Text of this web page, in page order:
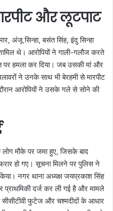
और लूटपाट
अंजू सिन्हा, बसंत सिंह, इंदु सिन्हा
थे। आरोपियों ने गाली-गलौज करते
पर हमला कर दिया। जब उसकी मां और
ने उनके साथ भी बेरहमी से मारपीट
आरोपियों ने उसके गले से सोने की
मौके पर जमा हुए, जिसके बाद
हो गए। सूचना मिलने पर पुलिस ने
नगर थाना अध्यक्ष जयप्रकाश सिंह
प्राथमिकी दर्ज कर ली गई है और मामले
फुटेज और चश्मदीदों के आधार